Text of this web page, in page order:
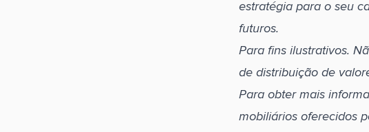
estratégia para o seu
futuros.
Para fins ilustrativos.
de distribuição de
Para obter mais
mobiliários oferecidos